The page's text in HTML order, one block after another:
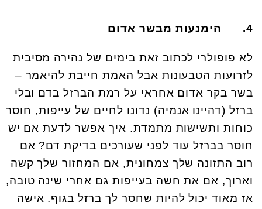
4. הימנעות מבשר אדום
לא פופולרי לכתוב זאת בימים של נהירה מסיבית
לזרועות הטבעונות אבל האמת חייבת להיאמר –
בשר בקר אדום אחראי על רמת הברזל בדם ובלי
ברזל (דהיינו אנמיה) נדונו לחיים של עייפות, חוסר
כוחות ותשישות מתמדת. איך אפשר לדעת אם יש
חוסר בברזל עוד לפני שעורכים בדיקת דם? אם
רוב התזונה שלך צמחונית, אם המחזור שלך קשה
וארוך, אם את חשה בעייפות גם אחרי שינה טובה,
אז מאוד יכול להיות שחסר לך ברזל בגוף. אישה